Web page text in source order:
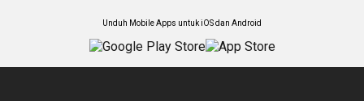
Unduh Mobile Apps untuk iOS dan Android